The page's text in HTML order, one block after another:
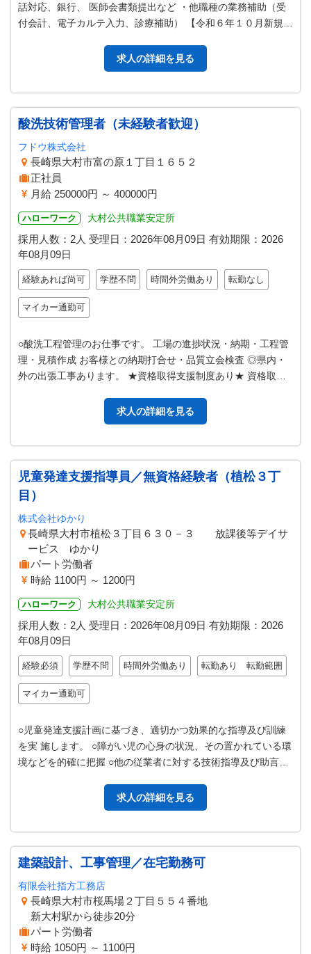
話対応、銀行、 医師会書類提出など ・他職種の業務補助（受
付会計、電子カルテ入力、診療補助） 【令和６年１０月新規開
求人の詳細を見る
酸洗技術管理者（未経験者歓迎）
フドウ株式会社
長崎県大村市富の原１丁目１６５２
正社員
月給 250000円 ～ 400000円
ハローワーク 大村公共職業安定所
採用人数：2人 受理日： 2026年08月09日 有効期限： 2026
年08月09日
経験あれば尚可 学歴不問 時間外労働あり 転勤なし
マイカー通勤可
○酸洗工程管理のお仕事です。 工場の進捗状況・納期・工程管
理・見積作成 お客様との納期打合せ・品質立会検査 ◎県内・
外の出張工事あります。 ★資格取得支援制度あり★ 資格取得
求人の詳細を見る
児童発達支援指導員／無資格経験者（植松３丁
目）
株式会社ゆかり
長崎県大村市植松３丁目６３０－３ 放課後等デイサ
ービス ゆかり
パート労働者
時給 1100円 ～ 1200円
ハローワーク 大村公共職業安定所
採用人数：2人 受理日： 2026年08月09日 有効期限： 2026
年08月09日
経験必須 学歴不問 時間外労働あり 転勤あり 転勤範囲
マイカー通勤可
○児童発達支援計画に基づき、適切かつ効果的な指導及び訓練
を実 施します。 ○障がい児の心身の状況、その置かれている環
境などを的確に把握 ○他の従業者に対する技術指導及び助言な
求人の詳細を見る
建築設計、工事管理／在宅勤務可
有限会社指方工務店
長崎県大村市桜馬場２丁目５５４番地
新大村駅から徒歩20分
パート労働者
時給 1050円 ～ 1100円